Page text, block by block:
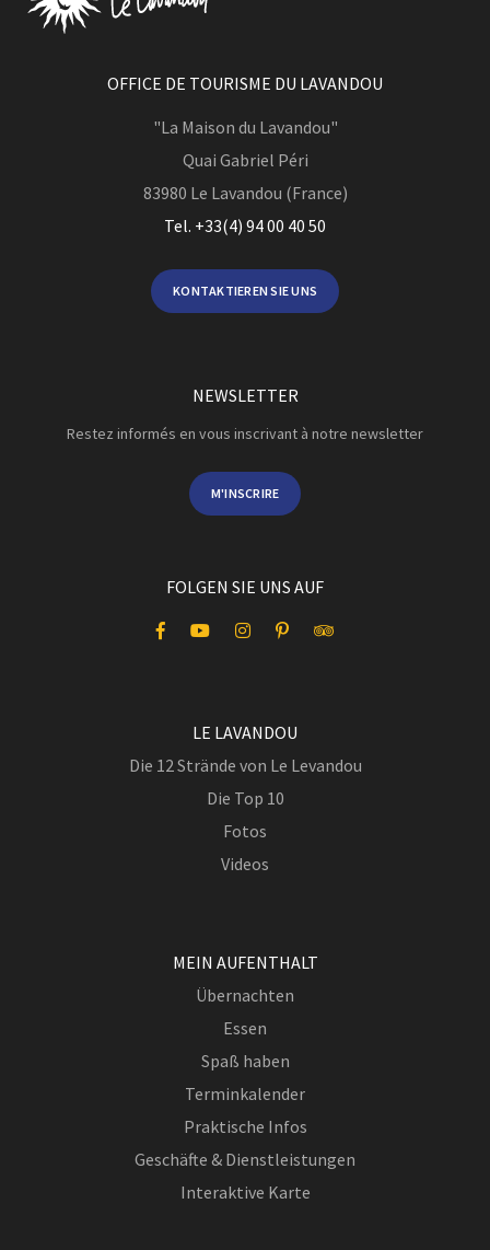
OFFICE DE TOURISME DU LAVANDOU
"La Maison du Lavandou"
Quai Gabriel Péri
83980 Le Lavandou (France)
Tel. +33(4) 94 00 40 50
KONTAKTIEREN SIE UNS
NEWSLETTER
Restez informés en vous inscrivant à notre newsletter
M'INSCRIRE
FOLGEN SIE UNS AUF
LE LAVANDOU
Die 12 Strände von Le Levandou
Die Top 10
Fotos
Videos
MEIN AUFENTHALT
Übernachten
Essen
Spaß haben
Terminkalender
Praktische Infos
Geschäfte & Dienstleistungen
Interaktive Karte